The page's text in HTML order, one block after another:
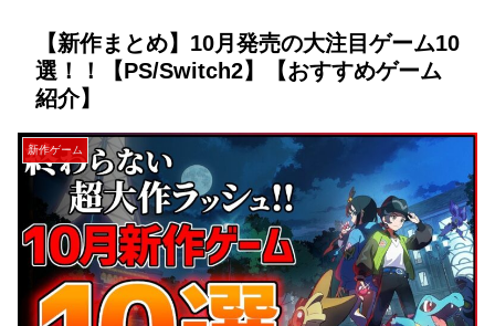
【新作まとめ】10月発売の大注目ゲーム10
選！！【PS/Switch2】【おすすめゲーム
紹介】
新作ゲーム